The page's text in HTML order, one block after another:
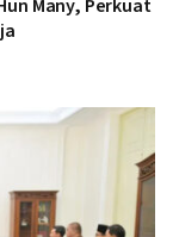
Many, Perkuat